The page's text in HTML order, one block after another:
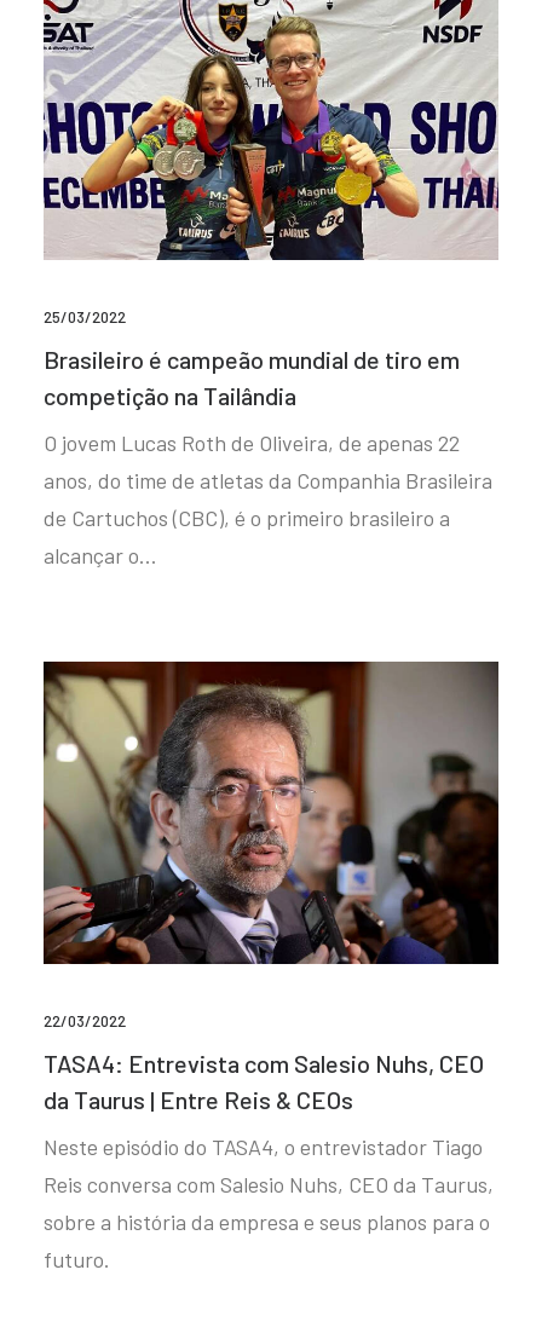
25/03/2022
Brasileiro é campeão mundial de tiro em
competição na Tailândia
O jovem Lucas Roth de Oliveira, de apenas 22
anos, do time de atletas da Companhia Brasileira
de Cartuchos (CBC), é o primeiro brasileiro a
alcançar o…
22/03/2022
TASA4: Entrevista com Salesio Nuhs, CEO
da Taurus | Entre Reis & CEOs
Neste episódio do TASA4, o entrevistador Tiago
Reis conversa com Salesio Nuhs, CEO da Taurus,
sobre a história da empresa e seus planos para o
futuro.